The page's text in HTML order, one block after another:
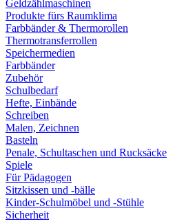
Geldzählmaschinen
Produkte fürs Raumklima
Farbbänder & Thermorollen
Thermotransferrollen
Speichermedien
Farbbänder
Zubehör
Schulbedarf
Hefte, Einbände
Schreiben
Malen, Zeichnen
Basteln
Penale, Schultaschen und Rucksäcke
Spiele
Für Pädagogen
Sitzkissen und -bälle
Kinder-Schulmöbel und -Stühle
Sicherheit